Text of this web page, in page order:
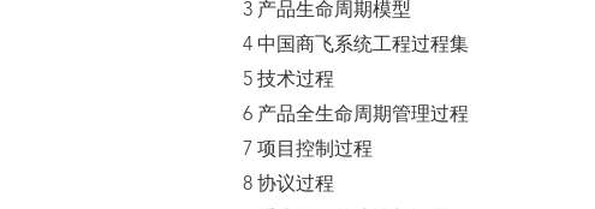
3 产品生命周期模型
4 中国商飞系统工程过程集
5 技术过程
6 产品全生命周期管理过程
7 项目控制过程
8 协议过程